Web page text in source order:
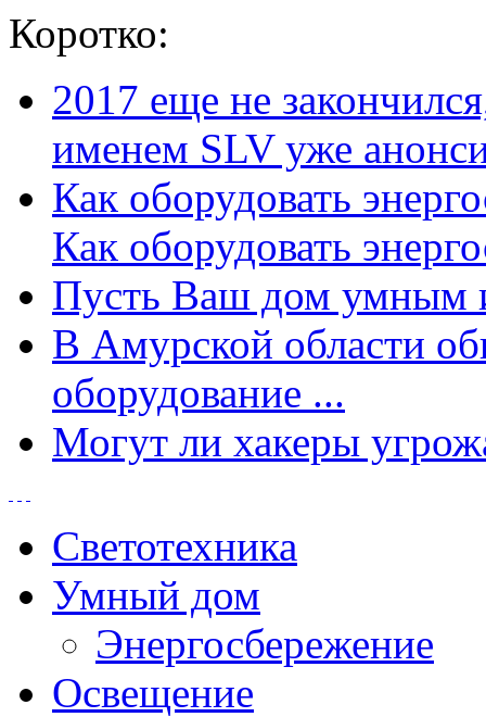
Коротко:
2017 еще не
именем SLV уже
Как оборудовать
Как оборудовать
Пусть Ваш дом умным
В Амурской области
оборудование ...
Могут ли хакеры
Светотехника
Умный дом
Энергосбережение
Освещение